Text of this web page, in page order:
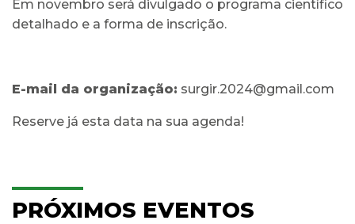
Em novembro será divulgado o programa científico
detalhado e a forma de inscrição.
E-mail da organização: surgir.2024@gmail.com
Reserve já esta data na sua agenda!
PRÓXIMOS EVENTOS